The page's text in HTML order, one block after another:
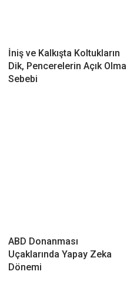
İniş ve Kalkışta Koltukların
Dik, Pencerelerin Açık Olma
Sebebi
ABD Donanması
Uçaklarında Yapay Zeka
Dönemi